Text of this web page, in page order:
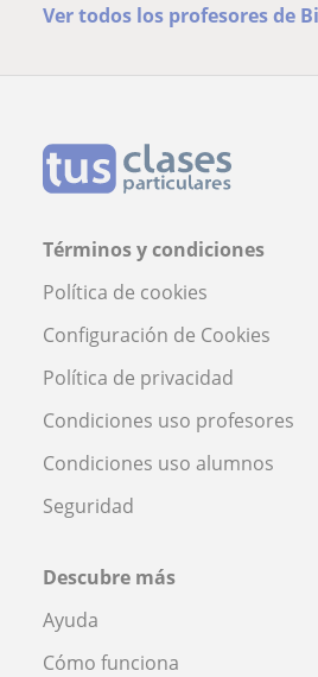
Ver todos los profesores de
Términos y condiciones
Política de cookies
Configuración de Cookies
Política de privacidad
Condiciones uso profesores
Condiciones uso alumnos
Seguridad
Descubre más
Ayuda
Cómo funciona